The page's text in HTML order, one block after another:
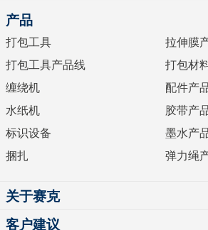
产品
打包工具
打包工具产品线
缠绕机
水纸机
标识设备
捆扎
拉伸膜
打包材
配件产
胶带产
墨水产
弹力绳
关于赛克
客户建议